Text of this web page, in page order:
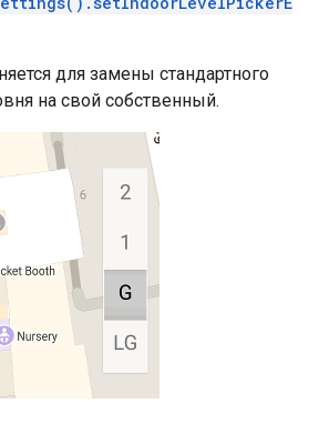
для замены стандартного
на свой собственный.